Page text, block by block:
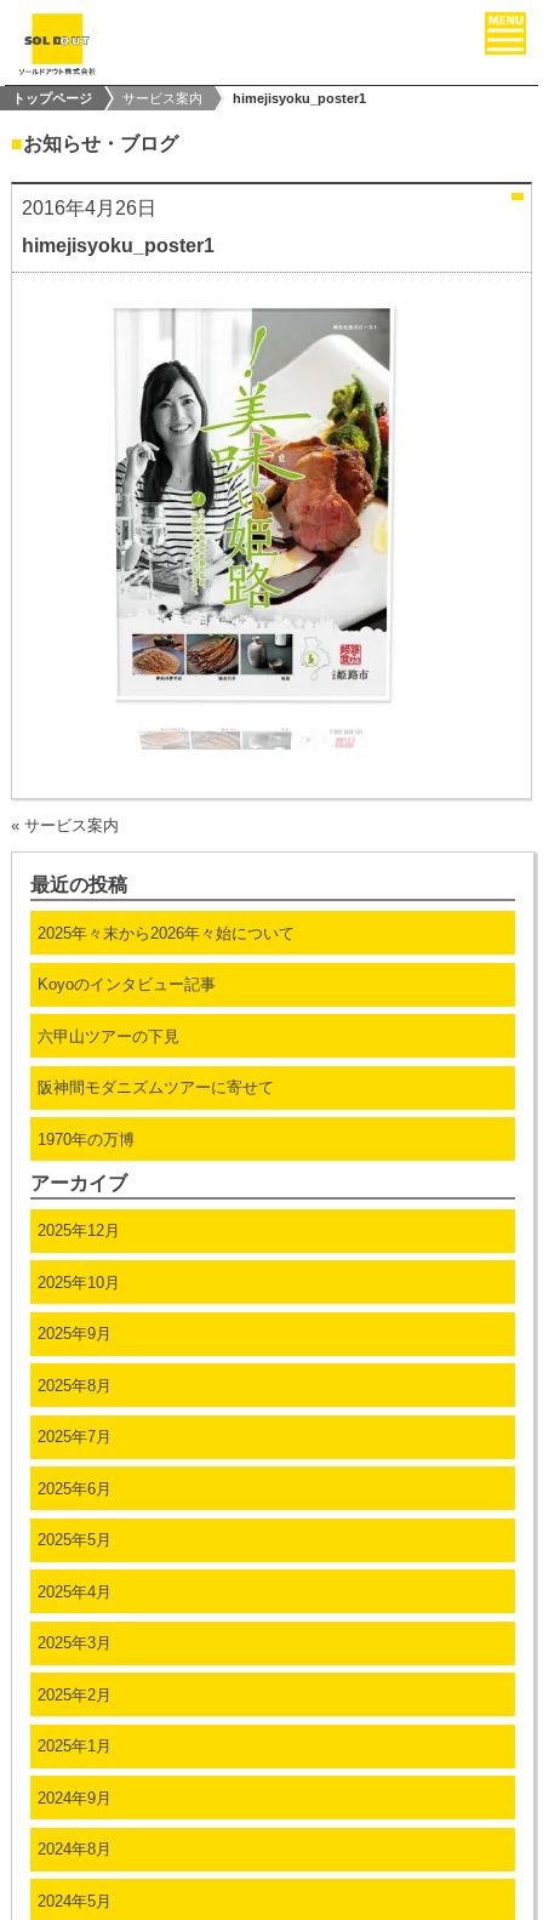
トップページ サービス案内 himejisyoku_poster1
■お知らせ・ブログ
2016年4月26日
himejisyoku_poster1
« サービス案内
最近の投稿
2025年々末から2026年々始について
Koyoのインタビュー記事
六甲山ツアーの下見
阪神間モダニズムツアーに寄せて
1970年の万博
アーカイブ
2025年12月
2025年10月
2025年9月
2025年8月
2025年7月
2025年6月
2025年5月
2025年4月
2025年3月
2025年2月
2025年1月
2024年9月
2024年8月
2024年5月